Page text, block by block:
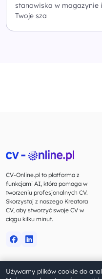
stanowiska w magazynie
Twoje sza
CV-Online.pl to platforma z
funkcjami AI, która pomaga w
tworzeniu profesjonalnych CV.
Skorzystaj z naszego Kreatora
CV, aby stworzyć swoje CV w
ciągu kilku minut.
© 2023-2026 CV-
Używamy plików cookie do